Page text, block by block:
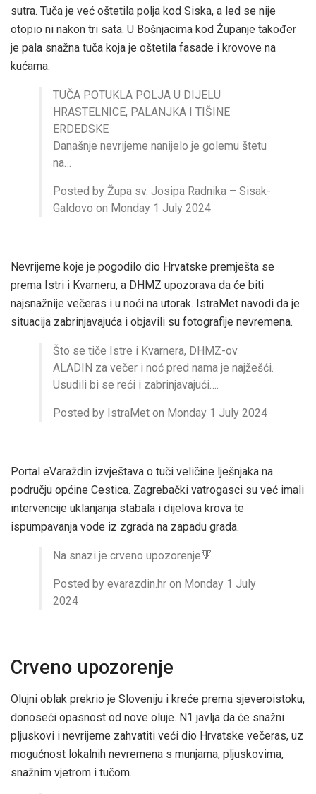
sutra. Tuča je već oštetila polja kod Siska, a led se nije
otopio ni nakon tri sata. U Bošnjacima kod Županje također
je pala snažna tuča koja je oštetila fasade i krovove na
kućama.
TUČA POTUKLA POLJA U DIJELU
HRASTELNICE, PALANJKA I TIŠINE
ERDEDSKE
Današnje nevrijeme nanijelo je golemu štetu
na…
Posted by Župa sv. Josipa Radnika – Sisak-
Galdovo on Monday 1 July 2024
Nevrijeme koje je pogodilo dio Hrvatske premješta se
prema Istri i Kvarneru, a DHMZ upozorava da će biti
najsnažnije večeras i u noći na utorak. IstraMet navodi da je
situacija zabrinjavajuća i objavili su fotografije nevremena.
Što se tiče Istre i Kvarnera, DHMZ-ov
ALADIN za večer i noć pred nama je najžešći.
Usudili bi se reći i zabrinjavajući….
Posted by IstraMet on Monday 1 July 2024
Portal eVaraždin izvještava o tuči veličine lješnjaka na
području općine Cestica. Zagrebački vatrogasci su već imali
intervencije uklanjanja stabala i dijelova krova te
ispumpavanja vode iz zgrada na zapadu grada.
Na snazi je crveno upozorenje🔻
Posted by evarazdin.hr on Monday 1 July
2024
Crveno upozorenje
Olujni oblak prekrio je Sloveniju i kreće prema sjeveroistoku,
donoseći opasnost od nove oluje. N1 javlja da će snažni
pljuskovi i nevrijeme zahvatiti veći dio Hrvatske večeras, uz
mogućnost lokalnih nevremena s munjama, pljuskovima,
snažnim vjetrom i tučom.